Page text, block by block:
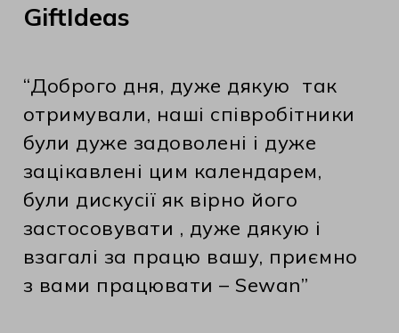
GiftIdeas
“Доброго дня, дуже дякую так
отримували, наші співробітники
були дуже задоволені і дуже
зацікавлені цим календарем,
були дискусії як вірно його
застосовувати , дуже дякую і
взагалі за працю вашу, приємно
з вами працювати – Sewan”